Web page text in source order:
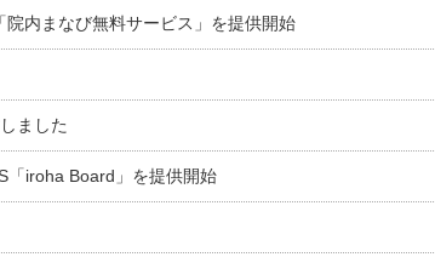
内まなび無料サービス」を提供開始
ました
「iroha Board」を提供開始